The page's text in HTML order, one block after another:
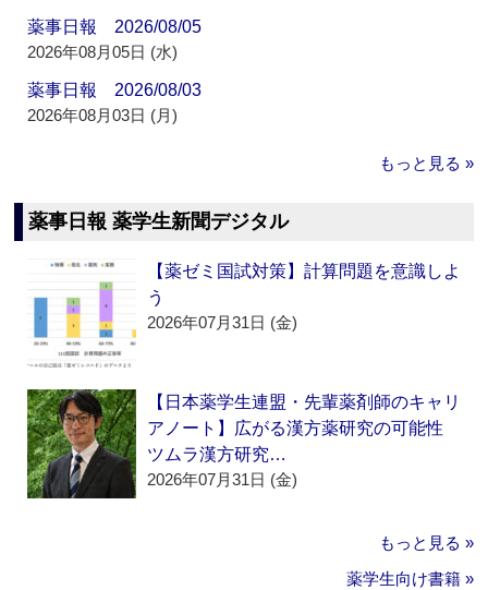
薬事日報 2026/08/05
2026年08月05日 (水)
薬事日報 2026/08/03
2026年08月03日 (月)
もっと見る »
薬事日報 薬学生新聞デジタル
【薬ゼミ国試対策】計算問題を意識しよ
う
2026年07月31日 (金)
【日本薬学生連盟・先輩薬剤師のキャリ
アノート】広がる漢方薬研究の可能性
ツムラ漢方研究…
2026年07月31日 (金)
もっと見る »
薬学生向け書籍 »